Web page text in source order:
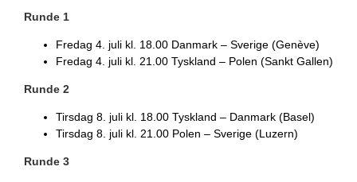
Runde 1
Fredag 4. juli kl. 18.00 Danmark – Sverige (Genève)
Fredag 4. juli kl. 21.00 Tyskland – Polen (Sankt Gallen)
Runde 2
Tirsdag 8. juli kl. 18.00 Tyskland – Danmark (Basel)
Tirsdag 8. juli kl. 21.00 Polen – Sverige (Luzern)
Runde 3